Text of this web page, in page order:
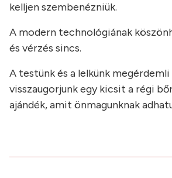
kelljen szembenézniük.
A modern technológiának
és vérzés sincs.
A testünk és a lelkünk
visszaugorjunk egy kicsit a régi
ajándék, amit önmagunknak